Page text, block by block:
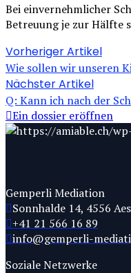
Bei einvernehmlicher
Betreuung je zur Hälfte
Vorheriger Artikel
Wie sollen wir unseren
Nächster Artikel
Q: Kann ich nach der
Ein dossier eröffnen
Gemperli Mediation
Sonnhalde 14, 4556
+41 21 566 16 89
info@gemperli-
Soziale Netzwerke